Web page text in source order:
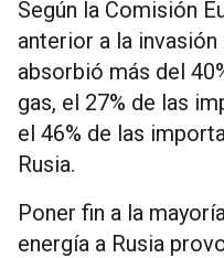
Según la Comisión
anterior a la invasión
absorbió más del
gas, el 27% de las
el 46% de las
Rusia.
Poner fin a la
energía a Rusia